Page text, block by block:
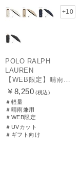
+10
POLO RALPH
LAUREN
￥8,250 (税込)
＃軽量
＃晴雨兼用
＃WEB限定
＃UVカット
＃ギフト向け